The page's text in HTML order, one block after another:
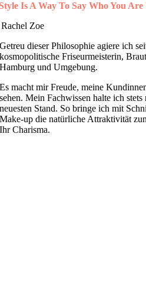
Is A Way To Say Who You
Zoe
Getreu dieser Philosophie agiere ich
kosmopolitische Friseurmeisterin,
Hamburg und Umgebung.
Es macht mir Freude, meine
sehen. Mein Fachwissen halte ich
neuesten Stand. So bringe ich mit
Make-up die natürliche Attraktivität
Ihr Charisma.